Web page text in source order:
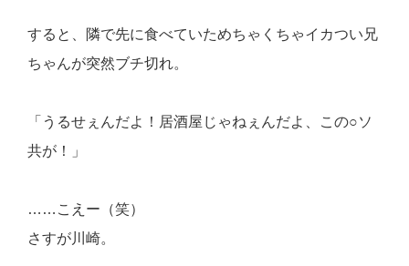
すると、隣で先に食べていためちゃくちゃイカつい兄
ちゃんが突然ブチ切れ。
「うるせぇんだよ！居酒屋じゃねぇんだよ、この○ソ
共が！」
……こえー（笑）
さすが川崎。